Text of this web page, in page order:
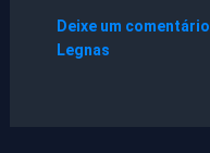
Deixe um comentário
Legnas